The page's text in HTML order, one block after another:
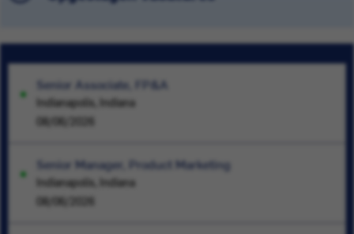
Senior Associate, FP&A
Indianapolis, Indiana
08/06/2026
Senior Manager, Product Marketing
Indianapolis, Indiana
08/06/2026